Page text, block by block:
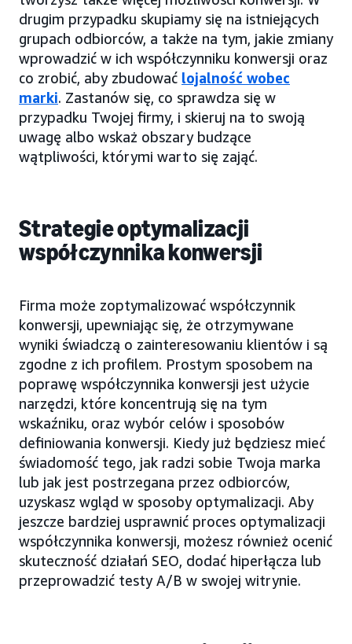
drugim przypadku skupiamy się na istniejących
grupach odbiorców, a także na tym, jakie zmiany
wprowadzić w ich współczynniku konwersji oraz
co zrobić, aby zbudować lojalność wobec
marki. Zastanów się, co sprawdza się w
przypadku Twojej firmy, i skieruj na to swoją
uwagę albo wskaż obszary budzące
wątpliwości, którymi warto się zająć.
Strategie optymalizacji
współczynnika konwersji
Firma może zoptymalizować współczynnik
konwersji, upewniając się, że otrzymywane
wyniki świadczą o zainteresowaniu klientów i są
zgodne z ich profilem. Prostym sposobem na
poprawę współczynnika konwersji jest użycie
narzędzi, które koncentrują się na tym
wskaźniku, oraz wybór celów i sposobów
definiowania konwersji. Kiedy już będziesz mieć
świadomość tego, jak radzi sobie Twoja marka
lub jak jest postrzegana przez odbiorców,
uzyskasz wgląd w sposoby optymalizacji. Aby
jeszcze bardziej usprawnić proces optymalizacji
współczynnika konwersji, możesz również ocenić
skuteczność działań SEO, dodać hiperłącza lub
przeprowadzić testy A/B w swojej witrynie.